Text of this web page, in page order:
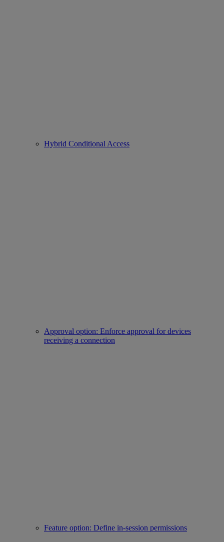
Hybrid Conditional Access
Approval option: Enforce approval for devices
receiving a connection
Feature option: Define in-session permissions